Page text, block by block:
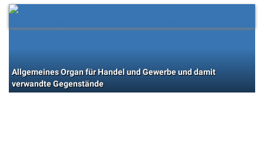
Allgemeines Organ für Handel und Gewerbe und damit
verwandte Gegenstände